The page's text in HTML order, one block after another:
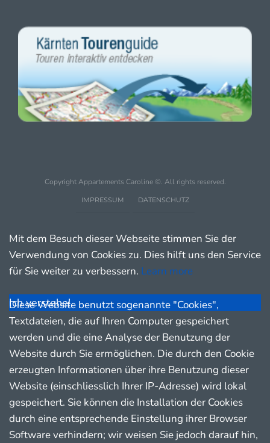
Copyright Appartements Caroline ©. All rights reserved.
IMPRESSUM DATENSCHUTZ
Mit dem Besuch dieser Webseite stimmen Sie der
Verwendung von Cookies zu. Dies hilft uns den Service
für Sie weiter zu verbessern. Learn more
Ich verstehe!
Diese Website benutzt sogenannte "Cookies",
Textdateien, die auf Ihren Computer gespeichert
werden und die eine Analyse der Benutzung der
Website durch Sie ermöglichen. Die durch den Cookie
erzeugten Informationen über ihre Benutzung dieser
Website (einschliesslich Ihrer IP-Adresse) wird lokal
gespeichert. Sie können die Installation der Cookies
durch eine entsprechende Einstellung ihrer Browser
Software verhindern; wir weisen Sie jedoch darauf hin,